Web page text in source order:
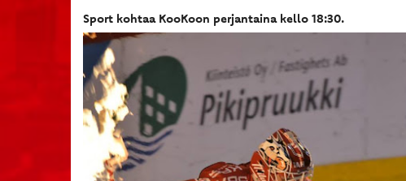
Sport kohtaa KooKoon perjantaina kello 18:30.